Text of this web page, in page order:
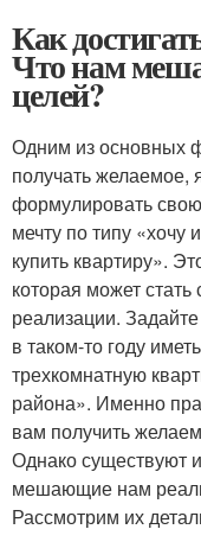
Как
Что нам
целей?
Одним из основных
получать желаемое,
формулировать
мечту по типу
купить квартиру».
которая может
реализации.
в таком-то году
трехкомнатную
района». Именно
вам получить
Однако существуют
мешающие нам
Рассмотрим их